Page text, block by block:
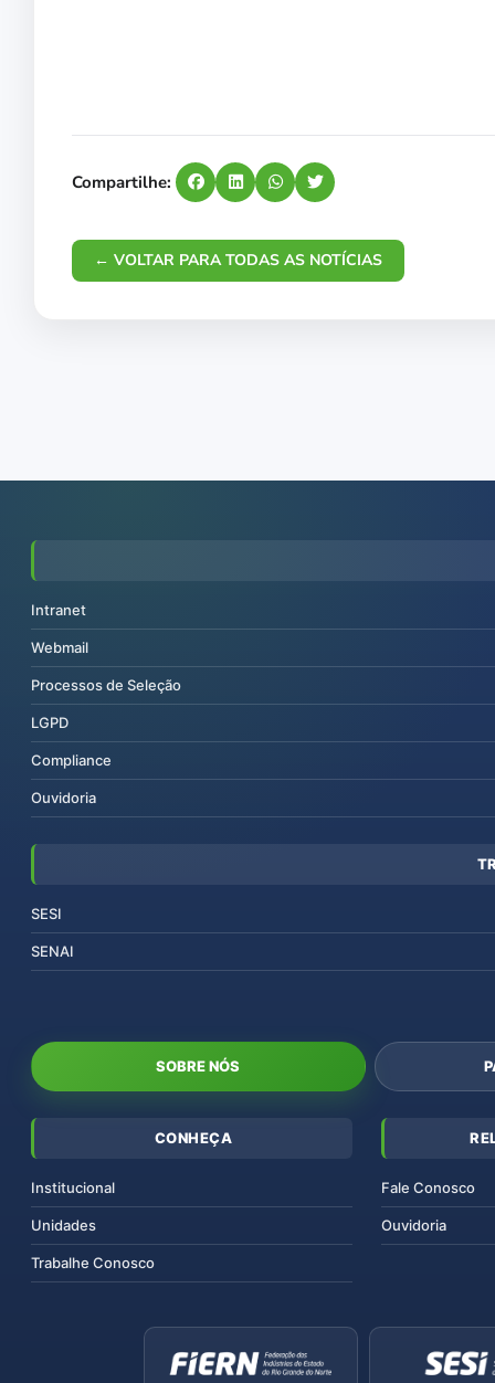
Compartilhe:
← VOLTAR PARA TODAS AS NOTÍCIAS
Intranet
Webmail
Processos de Seleção
LGPD
Compliance
Ouvidoria
SESI
SENAI
SOBRE NÓS
CONHEÇA
Institucional
Unidades
Trabalhe Conosco
Fale Conosco
Ouvidoria